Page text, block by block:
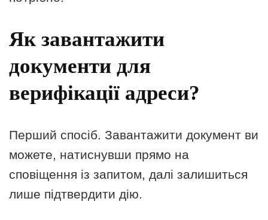
Як завантажити
документи для
верифікації адреси?
Перший спосіб. Завантажити документ ви
можете, натиснувши прямо на
сповіщення із запитом, далі залишиться
лише підтвердити дію.